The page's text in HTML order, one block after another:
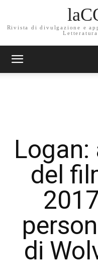
Rivista di divulgazione e
Logan:
del
di